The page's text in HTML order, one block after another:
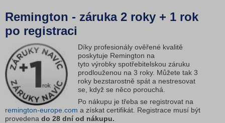
Remington - záruka 2 roky + 1 rok
po registraci
Díky profesionály ověřené kvalitě
poskytuje Remington na
tyto výrobky spotřebitelskou záruku
prodlouženou na 3 roky. Můžete tak 3
roky bezstarostně spát a nestresovat
se, když se něco porouchá.
Po nákupu je třeba se registrovat na
remington-europe.com a získat certifikát. Registrace musí být
provedena do 28 dní od nákupu.